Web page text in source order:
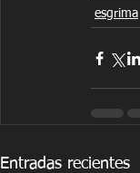
esgrima
Entradas recientes